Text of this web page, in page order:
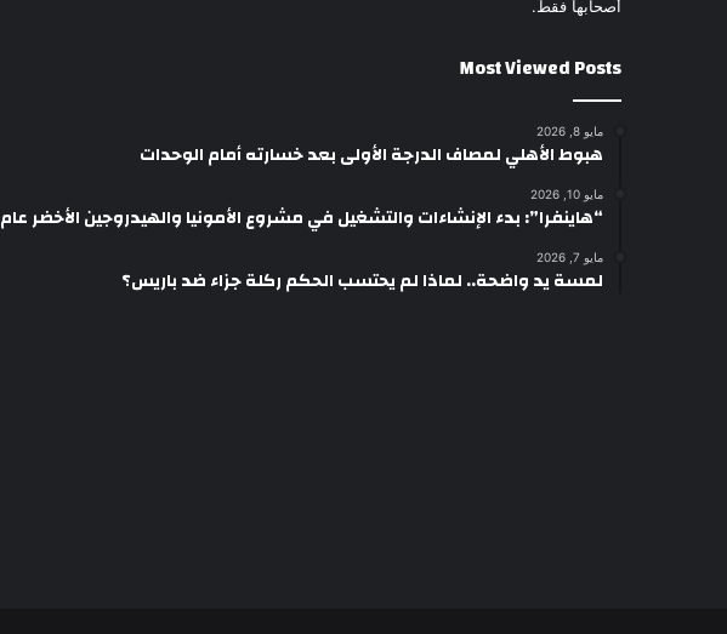
أصحابها فقط.
Most Viewed Posts
مايو 8, 2026
هبوط الأهلي لمصاف الدرجة الأولى بعد خسارته أمام الوحدات
مايو 10, 2026
“هاينفرا”: بدء الإنشاءات والتشغيل في مشروع الأمونيا والهيدروجين الأخضر عام 2030
مايو 7, 2026
لمسة يد واضحة.. لماذا لم يحتسب الحكم ركلة جزاء ضد باريس؟